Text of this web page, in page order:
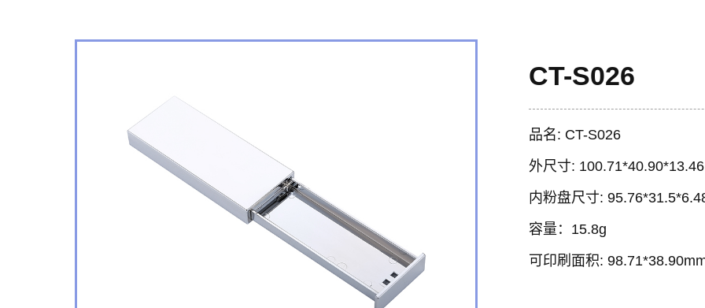
CT-S026
品名: CT-S026
外尺寸:
内粉盘尺寸:
容量：15.8g
可印刷面积: